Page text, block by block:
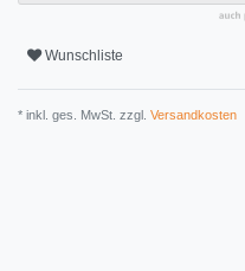
Wunschliste
* inkl. ges. MwSt. zzgl. Versandkosten